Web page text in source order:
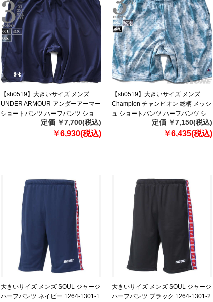
【sh0519】大きいサイズ メンズ
UNDER ARMOUR アンダーアーマー
ショートパンツ ハーフパンツ ショー
ツ Locker 9in Shorts USA直輸入
定価 ￥7,700(税込)
￥6,930(税込)
【sh0519】大きいサイズ メンズ
Champion チャンピオン 総柄 メッシ
ュ ショートパンツ ハーフパンツ シ
ョーツ USA直輸入 81622p
定価 ￥7,150(税込)
￥6,435(税込)
大きいサイズ メンズ SOUL ジャージ
ハーフパンツ ネイビー 1264-1301-1
大きいサイズ メンズ SOUL ジャージ
ハーフパンツ ブラック 1264-1301-2